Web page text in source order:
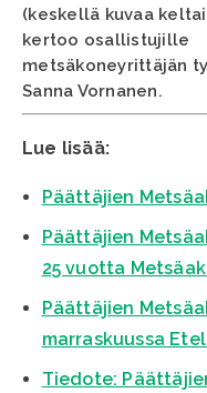
(keskellä kuvaa
kertoo osallistujille
metsäkoneyrittäjän
Sanna Vornanen.
Lue lisää:
Päättäjien
Päättäjien
25 vuotta
Päättäjien
marraskuussa
Tiedote: